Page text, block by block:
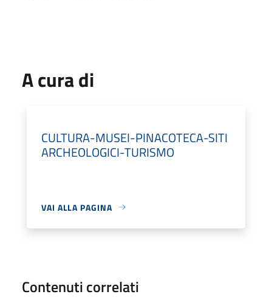
A cura di
CULTURA-MUSEI-PINACOTECA-SITI
ARCHEOLOGICI-TURISMO
VAI ALLA PAGINA
Contenuti correlati